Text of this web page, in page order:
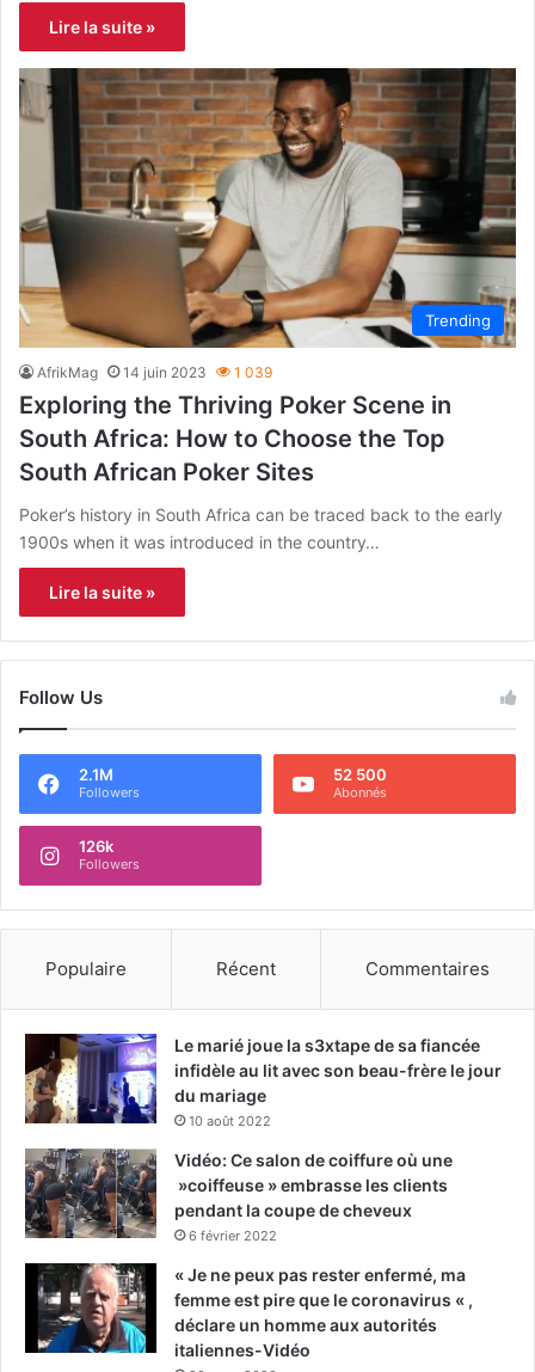
Lire la suite »
Trending
AfrikMag 14 juin 2023 1 039
Exploring the Thriving Poker Scene in
South Africa: How to Choose the Top
South African Poker Sites
Poker’s history in South Africa can be traced back to the early
1900s when it was introduced in the country…
Lire la suite »
Follow Us
2.1M
Followers
52 500
Abonnés
126k
Followers
Populaire Récent Commentaires
Le marié joue la s3xtape de sa fiancée
infidèle au lit avec son beau-frère le jour
du mariage
10 août 2022
Vidéo: Ce salon de coiffure où une
»coiffeuse » embrasse les clients
pendant la coupe de cheveux
6 février 2022
« Je ne peux pas rester enfermé, ma
femme est pire que le coronavirus « ,
déclare un homme aux autorités
italiennes-Vidéo